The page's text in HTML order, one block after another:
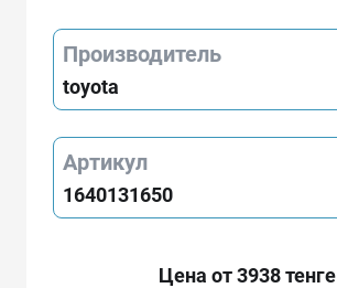
Производитель
toyota
Артикул
1640131650
Цена от 3938 тенге